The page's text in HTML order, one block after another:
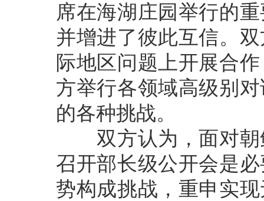
席在海湖庄园举行的
并增进了彼此互信。
际地区问题上开展合
方举行各领域高级别
的各种挑战。
双方认为，面对朝
召开部长级公开会是
势构成挑战，重申实